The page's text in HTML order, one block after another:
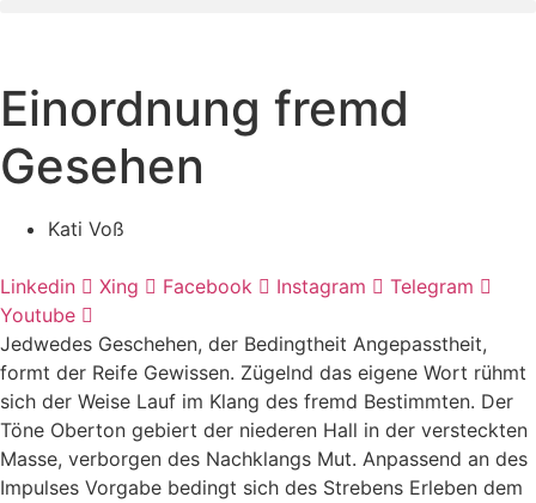
Einordnung fremd
Gesehen
Kati Voß
Linkedin Xing Facebook Instagram
Telegram
Youtube
Jedwedes Geschehen, der Bedingtheit Angepasstheit,
formt der Reife Gewissen. Zügelnd das eigene Wort rühmt
sich der Weise Lauf im Klang des fremd Bestimmten. Der
Töne Oberton gebiert der niederen Hall in der versteckten
Masse, verborgen des Nachklangs Mut. Anpassend an des
Impulses Vorgabe bedingt sich des Strebens Erleben dem